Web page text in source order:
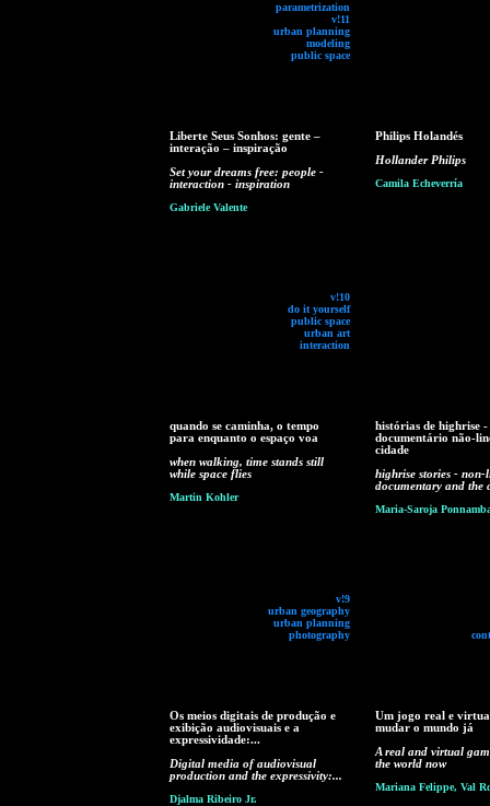
parametrization
v!11
urban planning
modeling
public space
Liberte Seus Sonhos: gente –
interação – inspiração
Set your dreams free: people -
interaction - inspiration
Gabriele Valente
v!10
do it yourself
public space
urban art
interaction
Philips Holandés
Hollander Philips
Camila Echeverría
quando se caminha, o tempo
para enquanto o espaço voa
when walking, time stands still
while space flies
Martin Kohler
v!9
urban geography
urban planning
photography
histórias de highrise -
documentário não-
cidade
highrise stories - non-
documentary and the
Maria-Saroja
Os meios digitais de produção e
exibição audiovisuais e a
expressividade:...
Digital media of audiovisual
production and the expressivity:...
Djalma Ribeiro Jr.
Um jogo real e
mudar o mundo já
A real and virtual
the world now
Mariana Felippe, Val